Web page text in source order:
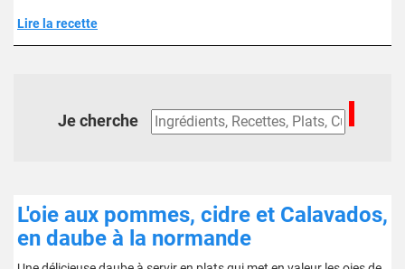
Lire la recette
Je cherche
L'oie aux pommes, cidre et Calavados,
en daube à la normande